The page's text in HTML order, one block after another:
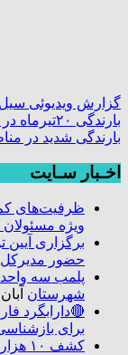
گزارش ویدیوئی سیل
بارندگی ۲۰تیرماه در نقاط مختلف شهر داراب
بارندگی شدید در
اخـبار سـایت
ظرفیت‌های
ویژه
برگزاری آیین
حضور
پلمب سه
شهرستان آبان ۱۵, ۱۴۰۲
برای
کشف ۱۰ هزار لیتر گازوئیل قاچاق در داراب